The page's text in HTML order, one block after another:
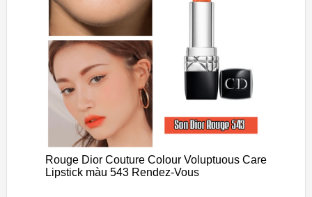
Rouge Dior Couture Colour Voluptuous Care
Lipstick màu 543 Rendez-Vous